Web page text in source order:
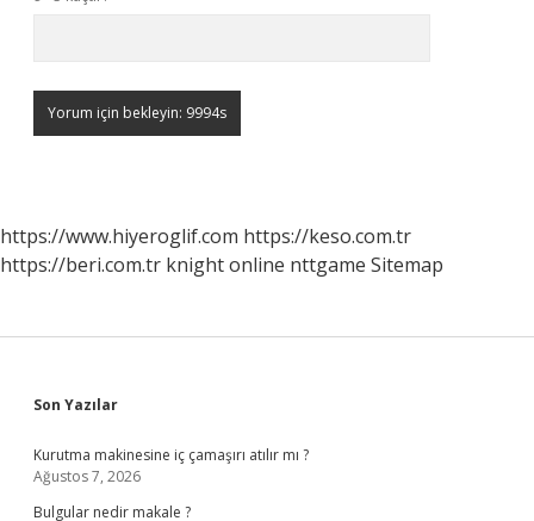
https://www.hiyeroglif.com https://keso.com.tr
https://beri.com.tr knight online nttgame Sitemap
Sidebar
Son Yazılar
Kurutma makinesine iç çamaşırı atılır mı ?
Ağustos 7, 2026
Bulgular nedir makale ?